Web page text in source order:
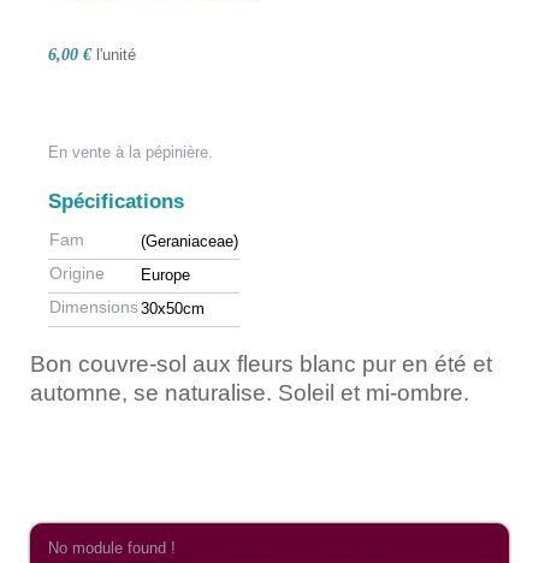
6,00 € l'unité
En vente à la pépinière.
Spécifications
Fam (Geraniaceae)
Origine Europe
Dimensions30x50cm
Bon couvre-sol aux fleurs blanc pur en été et
automne, se naturalise. Soleil et mi-ombre.
No module found !